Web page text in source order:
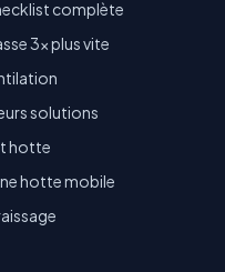
complète
3x plus vite
solutions
hotte
hotte mobile